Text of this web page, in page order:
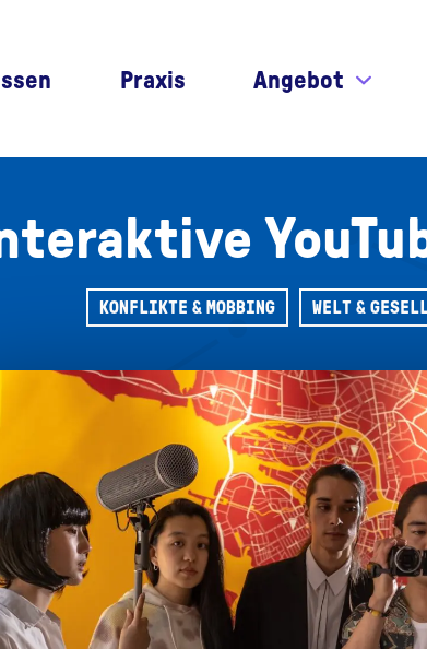
Praxis Angebot
KONFLIKTE & MOBBING WELT &